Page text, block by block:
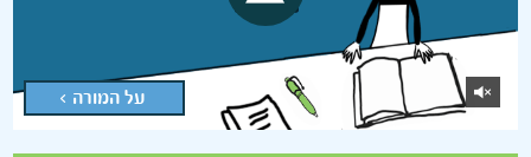
על המורה >